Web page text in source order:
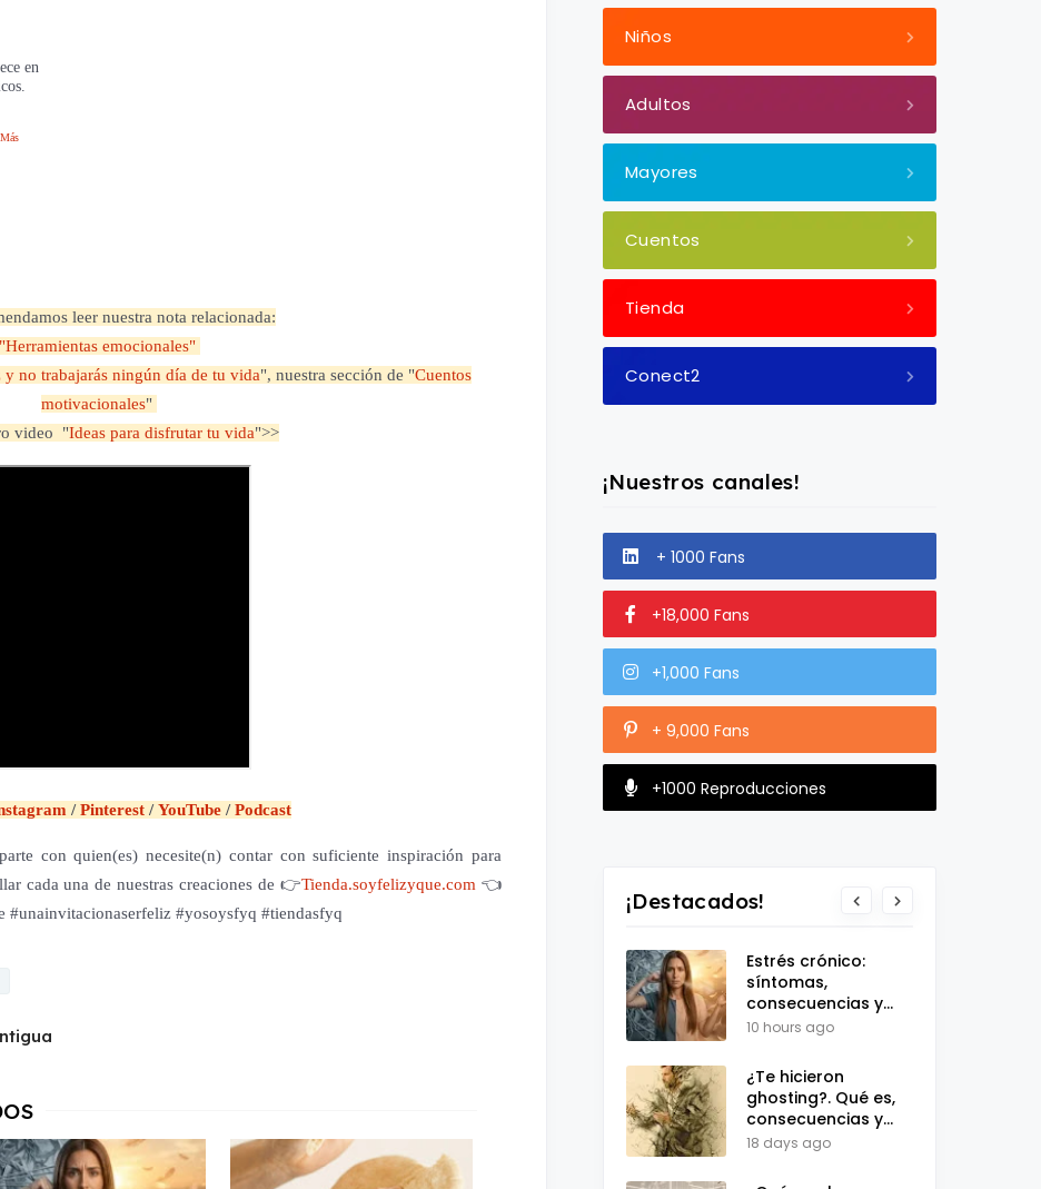
en
Más
leer nuestra nota relacionada:
"Herramientas emocionales"
no trabajarás ningún día de tu vida", nuestra sección de "Cuentos
motivacionales"
video "Ideas para disfrutar tu vida">>
/Pinterest /YouTube /Podcast
con quien(es) necesite(n) contar con suficiente inspiración para
cada una de nuestras creaciones de 👉Tienda.soyfelizyque.com 👈
#yosoysfyq #tiendasfyq
Niños
Adultos
Mayores
Cuentos
Tienda
Conect2
¡Nuestros canales!
+ 1000 Fans
+18,000 Fans
+1,000 Fans
+ 9,000 Fans
+1000 Reproducciones
¡Destacados!
Estrés crónico:
síntomas,
consecuencias y
test de evaluación
10 hours ago
¿Te hicieron
ghosting?. Qué es,
consecuencias y
test de
18 days ago